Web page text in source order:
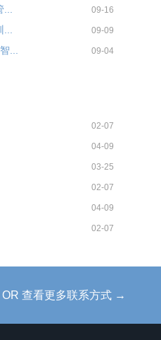
09-16
09-09
... 09-04
02-07
04-09
03-25
02-07
04-09
02-07
查看更多联系方式 →